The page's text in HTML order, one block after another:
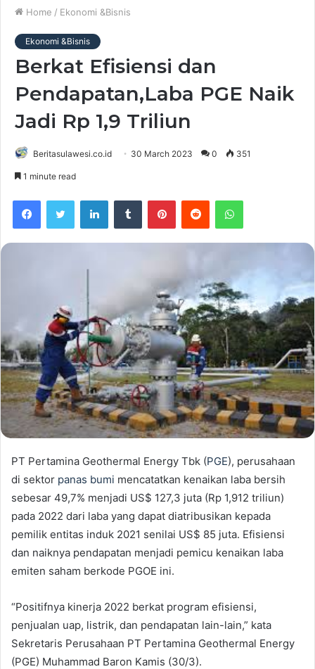
Home / Ekonomi &Bisnis
Ekonomi &Bisnis
Berkat Efisiensi dan
Pendapatan,Laba PGE Naik
Jadi Rp 1,9 Triliun
Beritasulawesi.co.id 30 March 2023 0 351
1 minute read
PT Pertamina Geothermal Energy Tbk (PGE), perusahaan
di sektor panas bumi mencatatkan kenaikan laba bersih
sebesar 49,7% menjadi US$ 127,3 juta (Rp 1,912 triliun)
pada 2022 dari laba yang dapat diatribusikan kepada
pemilik entitas induk 2021 senilai US$ 85 juta. Efisiensi
dan naiknya pendapatan menjadi pemicu kenaikan laba
emiten saham berkode PGOE ini.
“Positifnya kinerja 2022 berkat program efisiensi,
penjualan uap, listrik, dan pendapatan lain-lain,” kata
Sekretaris Perusahaan PT Pertamina Geothermal Energy
(PGE) Muhammad Baron Kamis (30/3).